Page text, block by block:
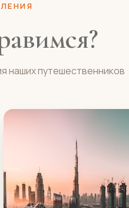
наших путешественников